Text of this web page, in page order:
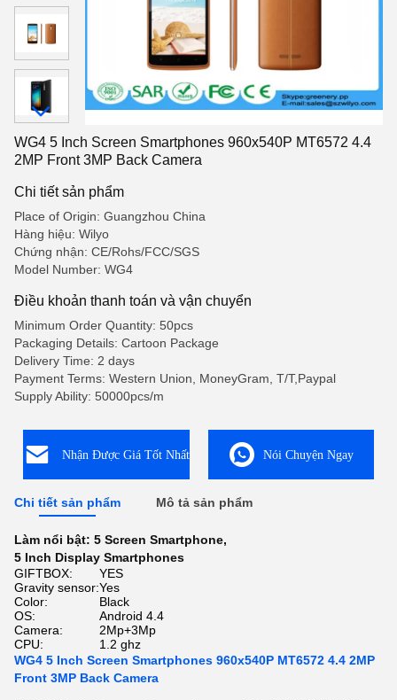
WG4 5 Inch Screen Smartphones 960x540P MT6572 4.4
2MP Front 3MP Back Camera
Chi tiết sản phẩm
Place of Origin: Guangzhou China
Hàng hiệu: Wilyo
Chứng nhận: CE/Rohs/FCC/SGS
Model Number: WG4
Điều khoản thanh toán và vận chuyển
Minimum Order Quantity: 50pcs
Packaging Details: Cartoon Package
Delivery Time: 2 days
Payment Terms: Western Union, MoneyGram, T/T,Paypal
Supply Ability: 50000pcs/m
Nhận Được Giá Tốt Nhất Nói Chuyện Ngay
Chi tiết sản phẩm Mô tả sản phẩm
Làm nổi bật: 5 Screen Smartphone,
5 Inch Display Smartphones
GIFTBOX:
YES
Gravity sensor:Yes
Color:
Black
OS:
Android 4.4
Camera:
2Mp+3Mp
CPU:
1.2 ghz
WG4 5 Inch Screen Smartphones 960x540P MT6572 4.4 2MP
Front 3MP Back Camera